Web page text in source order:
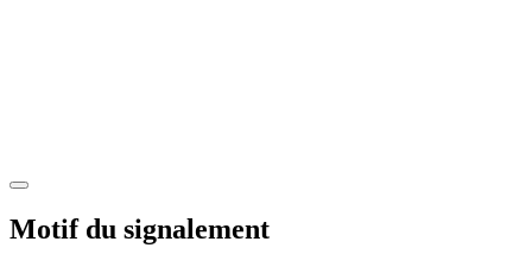
Motif du signalement